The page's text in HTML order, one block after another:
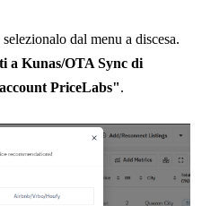
dal menu a discesa.
a Kunas/OTA Sync di
PriceLabs".